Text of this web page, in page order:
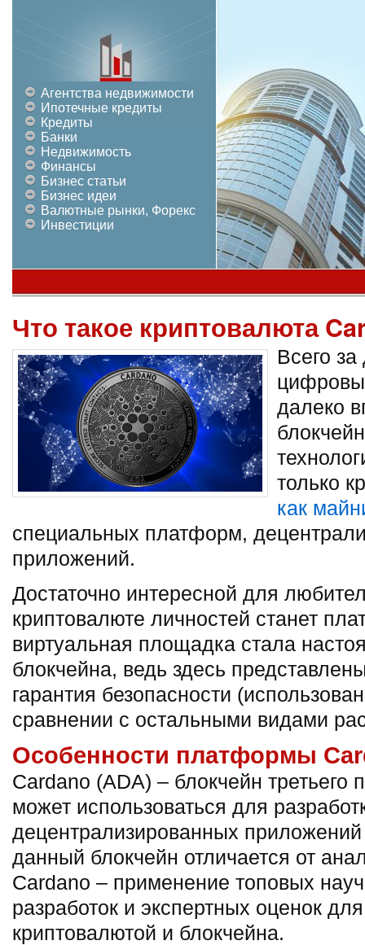
Агентства недвижимости
Ипотечные кредиты
Кредиты
Банки
Недвижимость
Финансы
Бизнес статьи
Бизнес идеи
Валютные рынки, Форекс
Инвестиции
Что такое криптовалюта
Всего
далеко
только
как
специальных платформ,
приложений.
Достаточно интересной для
криптовалюте личностей станет
виртуальная площадка стала
блокчейна, ведь здесь
гарантия безопасности
сравнении с остальными видами
Особенности платформы
Cardano (ADA) – блокчейн третьего
может использоваться для
децентрализированных
данный блокчейн отличается от
Cardano – применение топовых
разработок и экспертных оценок
криптовалютой и блокчейна.